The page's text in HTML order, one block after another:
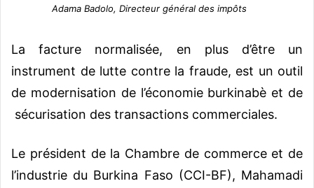
Adama Badolo, Directeur général des impôts
La facture normalisée, en plus d’être un
instrument de lutte contre la fraude, est un outil
de modernisation de l’économie burkinabè et de
sécurisation des transactions commerciales.
Le président de la Chambre de commerce et de
l’industrie du Burkina Faso (CCI-BF), Mahamadi